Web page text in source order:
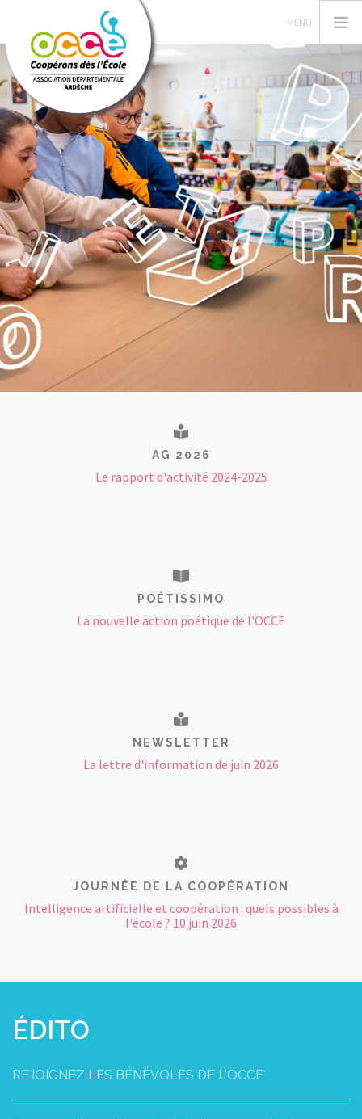
L'OCCE
GERER SA COOPERATIVE
NOS ACTIONS
NOS RESSOURCES PEDAGOGIQUES
LES FORMATIONS
PRETS ET SERVICES
CONTACT
AG 2026
Le rapport d'activité 2024-2025
POÉTISSIMO
La nouvelle action poétique de l'OCCE
NEWSLETTER
La lettre d'information de juin 2026
JOURNÉE DE LA COOPÉRATION
Intelligence artificielle et coopération : quels possibles à
l'école ? 10 juin 2026
ÉDITO
REJOIGNEZ LES BÉNÉVOLES DE L'OCCE